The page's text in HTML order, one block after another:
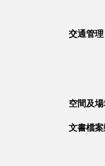
交通管理
空間及
文書檔